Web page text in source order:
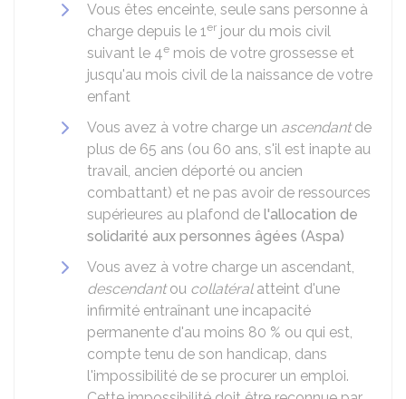
Vous êtes enceinte, seule sans personne à
charge depuis le 1er jour du mois civil
suivant le 4e mois de votre grossesse et
jusqu'au mois civil de la naissance de votre
enfant
Vous avez à votre charge un ascendantde
plus de 65 ans (ou 60 ans, s'il est inapte au
travail, ancien déporté ou ancien
combattant) et ne pas avoir de ressources
supérieures au plafond de l'allocation de
solidarité aux personnes âgées (Aspa)
Vous avez à votre charge un ascendant,
descendantou collatéralatteint d'une
infirmité entraînant une incapacité
permanente d'au moins 80 % ou qui est,
compte tenu de son handicap, dans
l'impossibilité de se procurer un emploi.